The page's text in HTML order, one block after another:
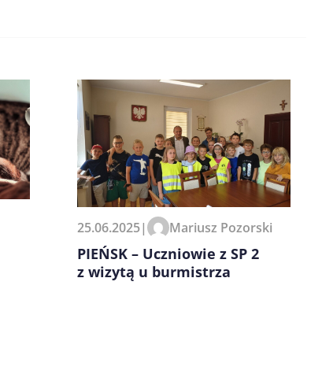
25.06.2025| Mariusz Pozorski
PIEŃSK – Uczniowie z SP 2
z wizytą u burmistrza